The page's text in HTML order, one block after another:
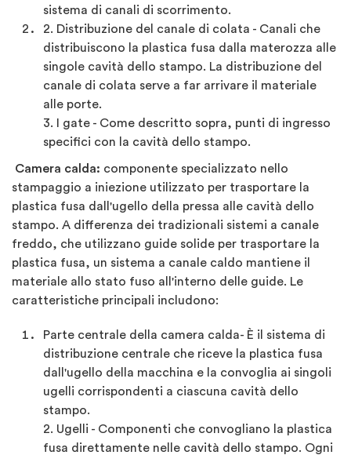
sistema di canali di scorrimento.
2. Distribuzione del canale di colata - Canali che
distribuiscono la plastica fusa dalla materozza alle
singole cavità dello stampo. La distribuzione del
canale di colata serve a far arrivare il materiale
alle porte.
3. I gate - Come descritto sopra, punti di ingresso
specifici con la cavità dello stampo.
Camera calda: componente specializzato nello
stampaggio a iniezione utilizzato per trasportare la
plastica fusa dall'ugello della pressa alle cavità dello
stampo. A differenza dei tradizionali sistemi a canale
freddo, che utilizzano guide solide per trasportare la
plastica fusa, un sistema a canale caldo mantiene il
materiale allo stato fuso all'interno delle guide. Le
caratteristiche principali includono:
Parte centrale della camera calda- È il sistema di
distribuzione centrale che riceve la plastica fusa
dall'ugello della macchina e la convoglia ai singoli
ugelli corrispondenti a ciascuna cavità dello
stampo.
2. Ugelli - Componenti che convogliano la plastica
fusa direttamente nelle cavità dello stampo. Ogni